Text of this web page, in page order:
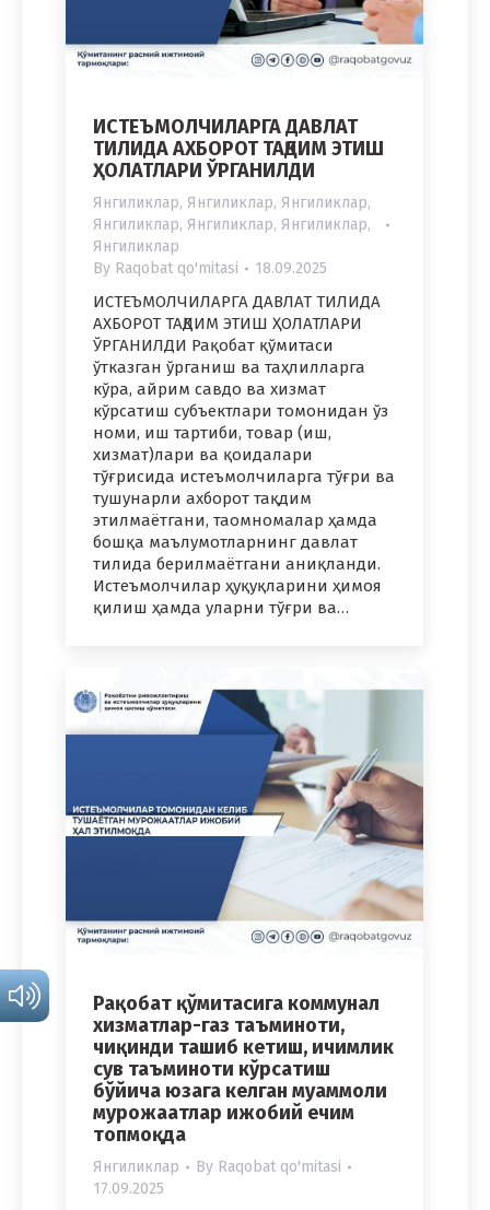
ИСТЕЪМОЛЧИЛАРГА ДАВЛАТ
ТИЛИДА АХБОРОТ ТАҚДИМ ЭТИШ
ҲОЛАТЛАРИ ЎРГАНИЛДИ
Янгиликлар, Янгиликлар, Янгиликлар,
Янгиликлар, Янгиликлар, Янгиликлар,
Янгиликлар
By Raqobat qo'mitasi 18.09.2025
ИСТЕЪМОЛЧИЛАРГА ДАВЛАТ ТИЛИДА
АХБОРОТ ТАҚДИМ ЭТИШ ҲОЛАТЛАРИ
ЎРГАНИЛДИ Рақобат қўмитаси
ўтказган ўрганиш ва таҳлилларга
кўра, айрим савдо ва хизмат
кўрсатиш субъектлари томонидан ўз
номи, иш тартиби, товар (иш,
хизмат)лари ва қоидалари
тўғрисида истеъмолчиларга тўғри ва
тушунарли ахборот тақдим
этилмаётгани, таомномалар ҳамда
бошқа маълумотларнинг давлат
тилида берилмаётгани аниқланди.
Истеъмолчилар ҳуқуқларини ҳимоя
қилиш ҳамда уларни тўғри ва…
Рақобат қўмитасига коммунал
хизматлар-газ таъминоти,
чиқинди ташиб кетиш, ичимлик
сув таъминоти кўрсатиш
бўйича юзага келган муаммоли
мурожаатлар ижобий ечим
топмоқда
Янгиликлар By Raqobat qo'mitasi
17.09.2025